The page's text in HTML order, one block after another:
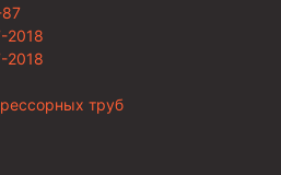
2018
2018
труб